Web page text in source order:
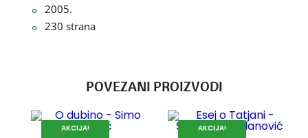
2005.
230 strana
POVEZANI PROIZVODI
AKCIJA!
AKCIJA!